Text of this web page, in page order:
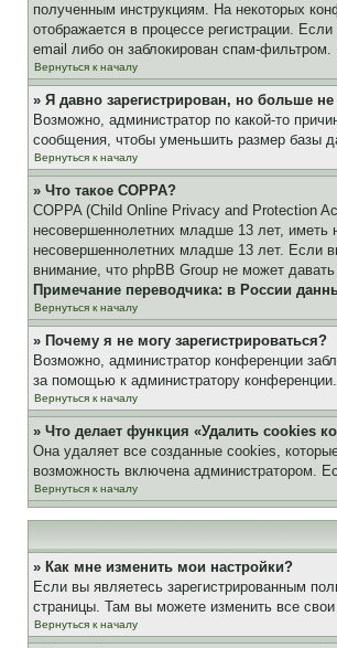
полученным инструкциям. На некоторых
отображается в процессе регистрации.
email либо он заблокирован спам-
Вернуться к началу
» Я давно зарегистрирован, но больше не
Возможно, администратор по какой-то
сообщения, чтобы уменьшить размер базы
Вернуться к началу
» Что такое COPPA?
COPPA (Child Online Privacy and Protection
несовершеннолетних младше 13 лет, иметь
несовершеннолетних младше 13 лет. Если
внимание, что phpBB Group не может
Примечание переводчика: в России
Вернуться к началу
» Почему я не могу зарегистрироваться?
Возможно, администратор конференции
за помощью к администратору конференции.
Вернуться к началу
» Что делает функция «Удалить cookies
Она удаляет все созданные cookies,
возможность включена администратором.
Вернуться к началу
» Как мне изменить мои настройки?
Если вы являетесь зарегистрированным
страницы. Там вы можете изменить все свои
Вернуться к началу